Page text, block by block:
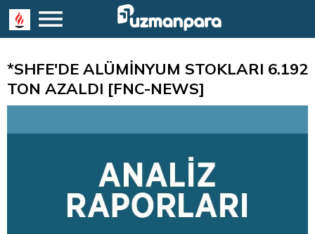
*SHFE'DE ALÜMİNYUM STOKLARI 6.192
TON AZALDI [FNC-NEWS]